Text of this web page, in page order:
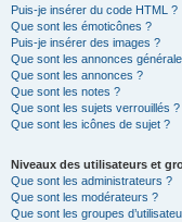
Puis-je insérer du code HTML ?
Que sont les émoticônes ?
Puis-je insérer des images ?
Que sont les annonces
Que sont les annonces ?
Que sont les notes ?
Que sont les sujets verrouillés ?
Que sont les icônes de sujet ?
Niveaux des utilisateurs et
Que sont les administrateurs ?
Que sont les modérateurs ?
Que sont les groupes